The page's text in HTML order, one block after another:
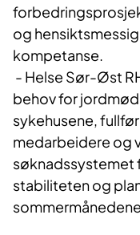
og
kompetanse.
- Helse Sør-Øst
behov for
sykehusene,
medarbeidere og
søknadssystemet
stabiliteten og